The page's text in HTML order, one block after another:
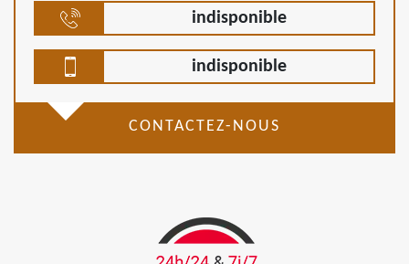
indisponible
indisponible
CONTACTEZ-NOUS